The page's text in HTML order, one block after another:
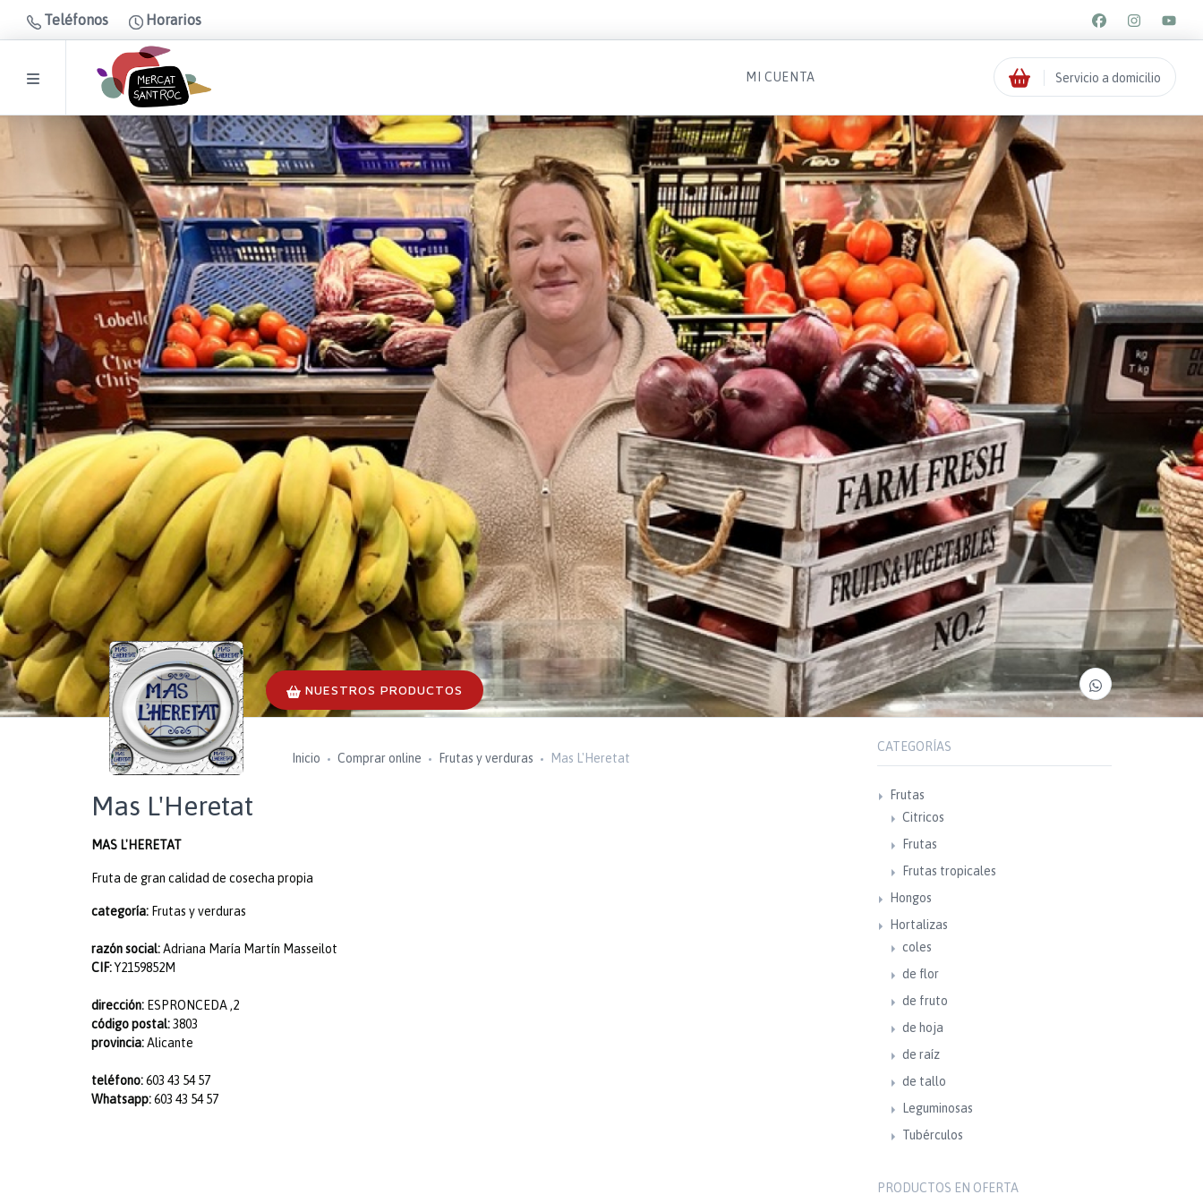
Teléfonos Horarios
MI CUENTA Servicio a domicilio
NUESTROS PRODUCTOS
Inicio Comprar online Frutas y verduras Mas L'Heretat
Mas L'Heretat
MAS L'HERETAT
Fruta de gran calidad de cosecha propia
categoría: Frutas y verduras
razón social:Adriana María Martín Masseilot
CIF:Y2159852M
dirección: ESPRONCEDA ,2
código postal:3803
provincia:Alicante
teléfono:603 43 54 57
Whatsapp:603 43 54 57
CATEGORÍAS
Frutas
Citricos
Frutas
Frutas tropicales
Hongos
Hortalizas
coles
de flor
de fruto
de hoja
de raíz
de tallo
Leguminosas
Tubérculos
PRODUCTOS EN OFERTA